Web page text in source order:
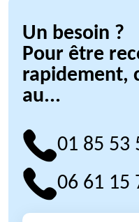
Un besoin ?
Pour être
rapidement,
au...
01 85 53
06 61 15